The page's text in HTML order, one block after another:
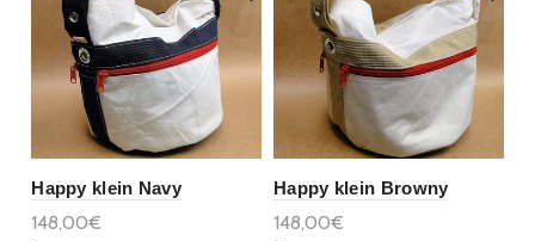
Happy klein Navy
148,00€
Happy klein Browny
148,00€